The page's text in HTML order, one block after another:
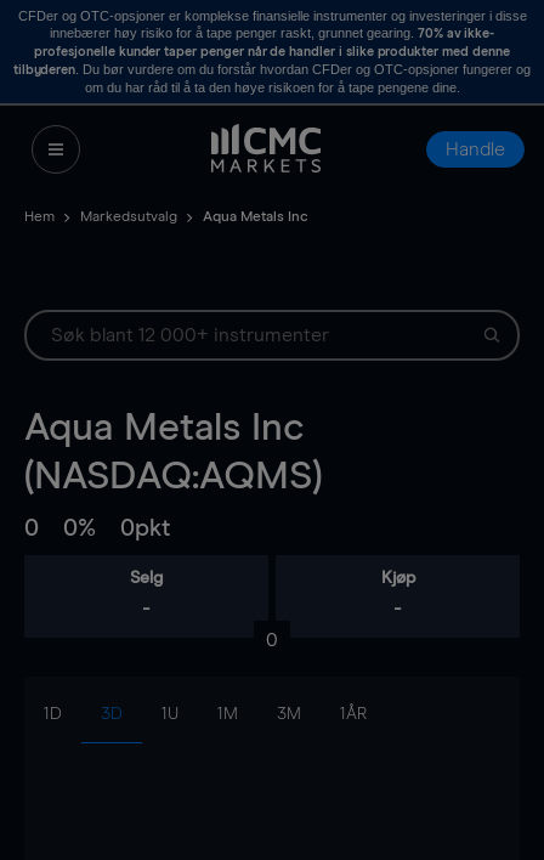
CFDer og OTC-opsjoner er komplekse finansielle instrumenter og investeringer i disse
innebærer høy risiko for å tape penger raskt, grunnet gearing. 70% av ikke-
profesjonelle kunder taper penger når de handler i slike produkter med denne
tilbyderen . Du bør vurdere om du forstår hvordan CFDer og OTC-opsjoner fungerer og
om du har råd til å ta den høye risikoen for å tape pengene dine.
Handle
Hem Markedsutvalg Aqua Metals Inc
Aqua Metals Inc
(NASDAQ:AQMS)
0 0% 0pkt
Selg
-
Kjøp
-
0
1D 3D 1U 1M 3M 1ÅR